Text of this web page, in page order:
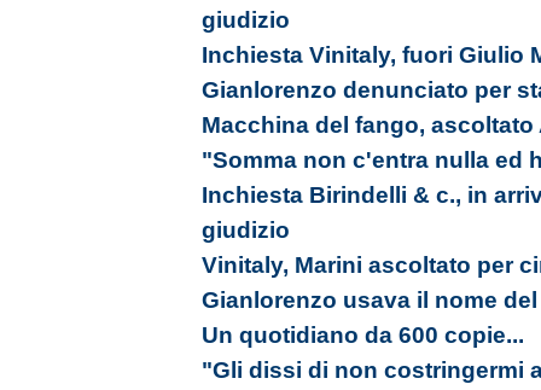
giudizio
Inchiesta Vinitaly, fuori Giulio
Gianlorenzo denunciato per
Macchina del fango,
"Somma non c'entra nulla ed
Inchiesta Birindelli & c., in
giudizio
Vinitaly, Marini ascoltato per
Gianlorenzo usava il nome
Un quotidiano da 600 copie...
"Gli dissi di non costringermi